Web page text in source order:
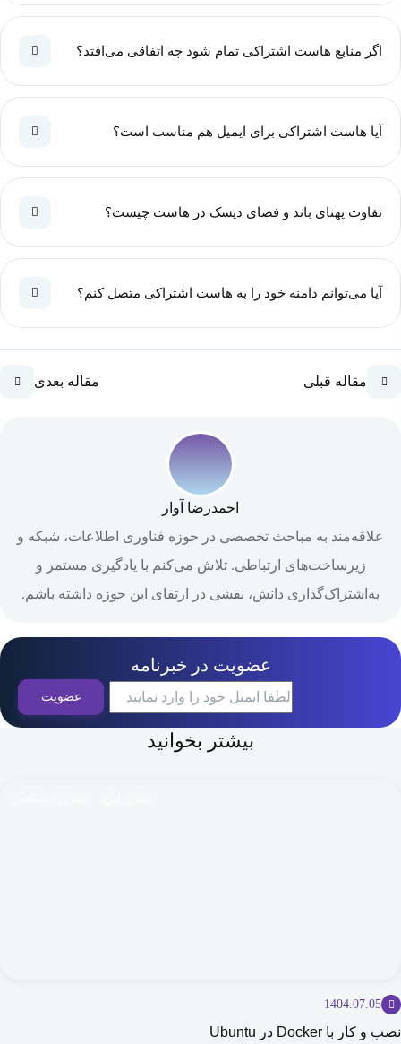
اگر منابع هاست اشتراکی تمام شود چه اتفاقی می‌افتد؟
آیا هاست اشتراکی برای ایمیل هم مناسب است؟
تفاوت پهنای باند و فضای دیسک در هاست چیست؟
آیا می‌توانم دامنه خود را به هاست اشتراکی متصل کنم؟
مقاله قبلی مقاله بعدی
احمدرضا آوار
علاقه‌مند به مباحث تخصصی در حوزه فناوری اطلاعات، شبکه و
زیرساخت‌های ارتباطی. تلاش می‌کنم با یادگیری مستمر و
به‌اشتراک‌گذاری دانش، نقشی در ارتقای این حوزه داشته باشم.
عضویت در خبرنامه
بیشتر بخوانید
1404.07.05
نصب و کار با Docker در Ubuntu